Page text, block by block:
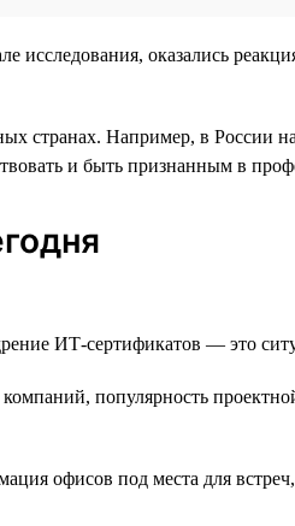
исследования, оказались
странах. Например, в
и быть признанным в
ИТ-сертификатов — это
популярность
офисов под места для